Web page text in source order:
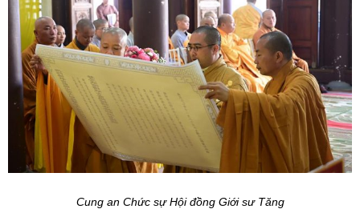
Cung an Chức sự Hội đồng Giới sư Tăng